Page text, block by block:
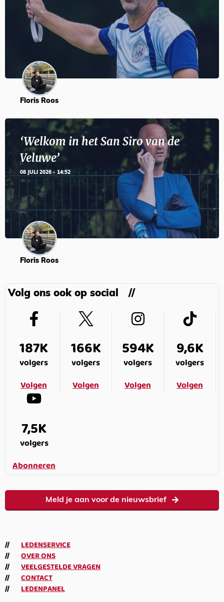
Floris Roos
‘Welkom in het San Siro van de
Veluwe’
08 JULI 2026 - 14:52
Floris Roos
Volg ons ook op social
187K
volgers
Volgen
166K
volgers
Volgen
594K
volgers
Volgen
9,6K
volgers
Volgen
7,5K
volgers
Abonneren
Meld je aan voor de nieuwsbrief
LEDENSERVICE
OVER ONS
VEELGESTELDE VRAGEN
CONTACT
LEDENPANEL